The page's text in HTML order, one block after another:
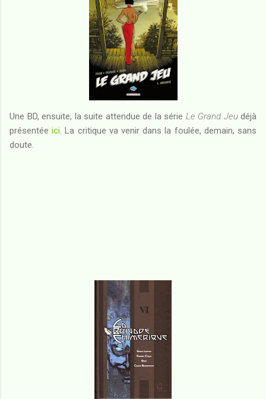
Une BD, ensuite, la suite attendue de la série Le Grand Jeudéjà
présentéeici. La critique va venir dans la foulée, demain, sans
doute.